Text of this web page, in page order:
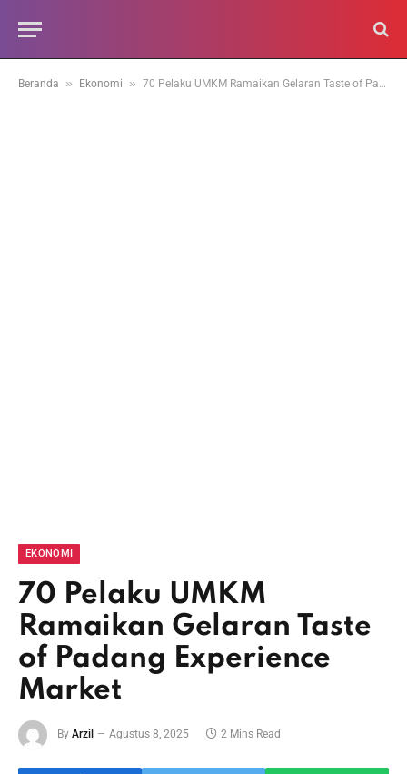
Beranda » Ekonomi » 70 Pelaku UMKM Ramaikan Gelaran Taste of Padang Experience Market
EKONOMI
70 Pelaku UMKM
Ramaikan Gelaran Taste
of Padang Experience
Market
By Arzil Agustus 8, 2025 2 Mins Read